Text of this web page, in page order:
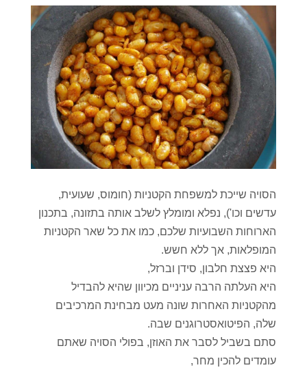
הסויה שייכת למשפחת הקטניות (חומוס, שעועית,
עדשים וכו'), נפלא ומומלץ לשלב אותה בתזונה, בתכנון
הארוחות השבועיות שלכם, כמו את כל שאר הקטניות
המופלאות, אך ללא חשש.
היא פצצת חלבון, סידן וברזל,
היא העלתה הרבה עניניים מכיוון שהיא להבדיל
מהקטניות האחרות שונה מעט מבחינת המרכיבים
שלה, הפיטואסטרוגנים שבה.
סתם בשביל לסבר את האוזן, בפולי הסויה שאתם
עומדים להכין מחר,